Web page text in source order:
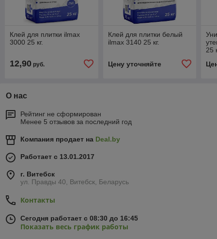
Клей для плитки ilmax
3000 25 кг.
12,90 руб.
Клей для плитки белый
ilmax 3140 25 кг.
Цену уточняйте
25
О нас
Рейтинг не сформирован
Менее 5 отзывов за последний год
Компания продает на Deal.by
Работает с 13.01.2017
г. Витебск
ул. Правды 40, Витебск, Беларусь
Контакты
Сегодня работает с 08:30 до 16:45
Показать весь график работы